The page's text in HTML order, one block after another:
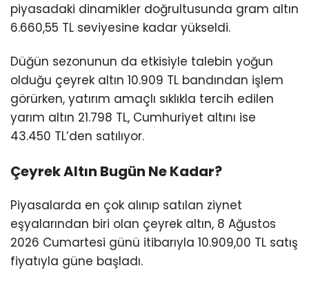
piyasadaki dinamikler doğrultusunda gram altın
6.660,55 TL seviyesine kadar yükseldi.
Düğün sezonunun da etkisiyle talebin yoğun
olduğu çeyrek altın 10.909 TL bandından işlem
görürken, yatırım amaçlı sıklıkla tercih edilen
yarım altın 21.798 TL, Cumhuriyet altını ise
43.450 TL’den satılıyor.
Çeyrek Altın Bugün Ne Kadar?
Piyasalarda en çok alınıp satılan ziynet
eşyalarından biri olan çeyrek altın, 8 Ağustos
2026 Cumartesi günü itibarıyla 10.909,00 TL satış
fiyatıyla güne başladı.